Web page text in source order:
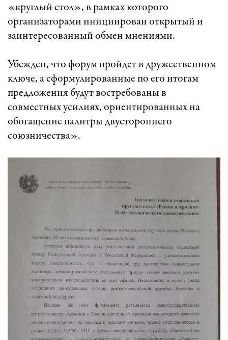
«круглый стол», в рамках которого
организаторами инициирован открытый и
заинтересованный обмен мнениями.
Убежден, что форум пройдет в дружественном
ключе, а сформулированные по его итогам
предложения будут востребованы в
совместных усилиях, ориентированных на
обогащение палитры двустороннего
союзничества».